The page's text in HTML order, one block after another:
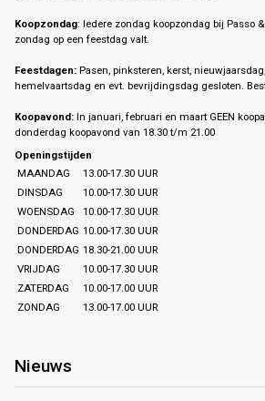
Koopzondag: Iedere zondag koopzondag bij Passo
zondag op een feestdag valt.
Feestdagen: Pasen, pinksteren, kerst,
hemelvaartsdag en evt. bevrijdingsdag gesloten.
Koopavond: In januari, februari en maart GEEN
donderdag koopavond van 18.30 t/m 21.00
Openingstijden
MAANDAG
13.00-17.30 UUR
DINSDAG
10.00-17.30 UUR
WOENSDAG
10.00-17.30 UUR
DONDERDAG 10.00-17.30 UUR
DONDERDAG 18.30-21.00 UUR
VRIJDAG
10.00-17.30 UUR
ZATERDAG
10.00-17.00 UUR
ZONDAG
13.00-17.00 UUR
Nieuws